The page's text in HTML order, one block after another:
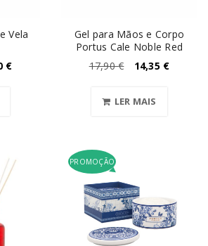
Vela
€
Gel para Mãos e Corpo
Portus Cale Noble Red
17,90€ 14,35 €
LER MAIS
PROMOÇÃO